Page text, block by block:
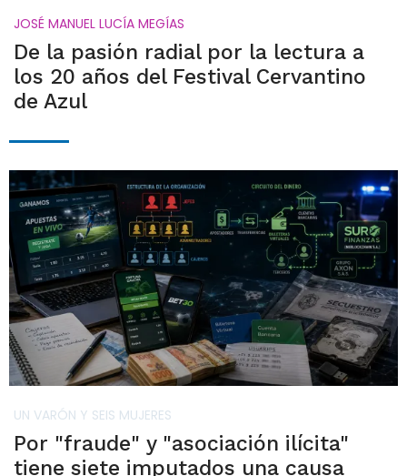
JOSÉ MANUEL LUCÍA MEGÍAS
De la pasión radial por la lectura a
los 20 años del Festival Cervantino
de Azul
UN VARÓN Y SEIS MUJERES
Por "fraude" y "asociación ilícita"
tiene siete imputados una causa